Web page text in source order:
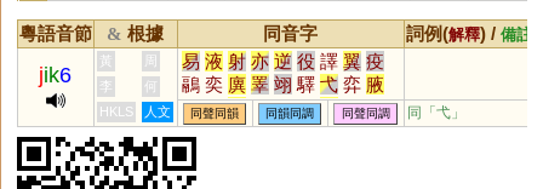
粵語音節 & 根據 同音字 詞例(解釋) / 備註
jik6
黃 周 易 液 射 亦 逆 役 譯 翼 疫
鷊 奕 廙 睪 翊 驛 弋 弈 腋
繹 掖 翌 熤 薿 嶧 杙 蜴 鶂
嶷 懌 鷁 屰 芅 圛 垼 黓 燚
艗
熼
李
何
HKLS
人文 同聲同韻 同韻同調 同聲同調 同「弋 」